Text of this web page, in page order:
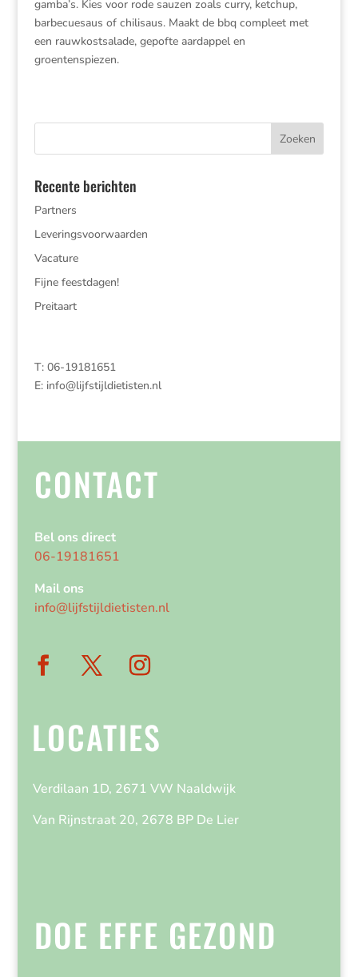
gamba’s. Kies voor rode sauzen zoals curry, ketchup,
barbecuesaus of chilisaus. Maakt de bbq compleet met
een rauwkostsalade, gepofte aardappel en
groentenspiezen.
Recente berichten
Partners
Leveringsvoorwaarden
Vacature
Fijne feestdagen!
Preitaart
T: 06-19181651
E: info@lijfstijldietisten.nl
CONTACT
Bel ons direct
06-19181651
Mail ons
info@lijfstijldietisten.nl
LOCATIES
Verdilaan 1D, 2671 VW Naaldwijk
Van Rijnstraat 20, 2678 BP De Lier
DOE EFFE GEZOND